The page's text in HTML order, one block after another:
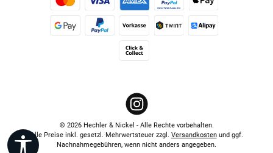
Kredit- oder Debitkarte Später BezahlenApple Pay
Vorkasse
Instagram
© 2026 Hechler & Nickel - Alle Rechte vorbehalten.
Alle Preise inkl. gesetzl. Mehrwertsteuer zzgl. Versandkostenund ggf.
Nachnahmegebühren, wenn nicht anders angegeben.
Werkzeugleiste anzeigen